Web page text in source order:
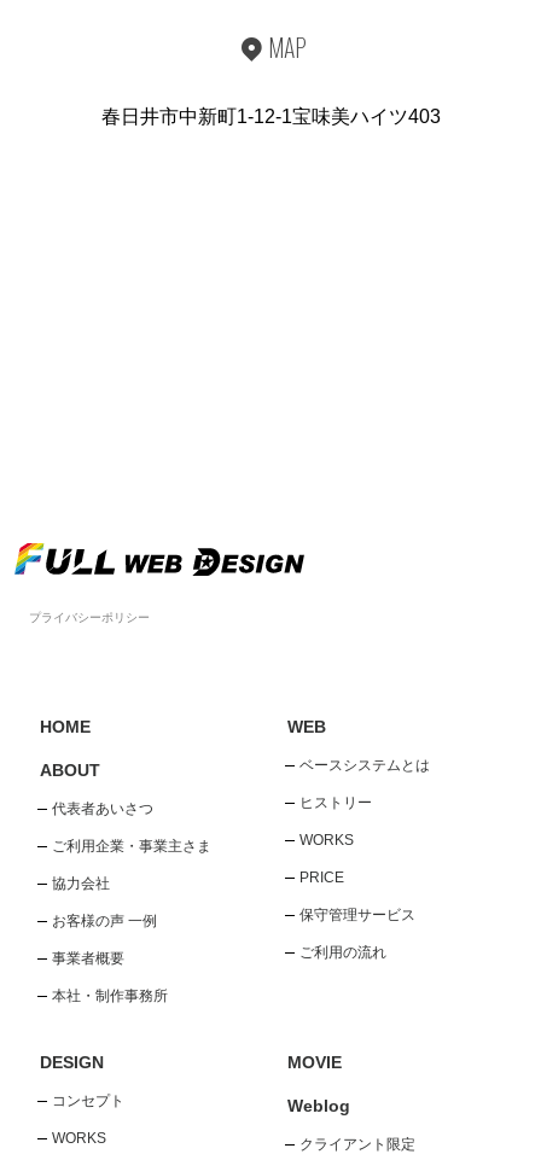
MAP
春日井市中新町1-12-1宝味美ハイツ403
プライバシーポリシー
HOME
ABOUT
代表者あいさつ
ご利用企業・事業主さま
協力会社
お客様の声 一例
事業者概要
本社・制作事務所
WEB
ベースシステムとは
ヒストリー
WORKS
PRICE
保守管理サービス
ご利用の流れ
DESIGN
コンセプト
WORKS
MOVIE
Weblog
クライアント限定